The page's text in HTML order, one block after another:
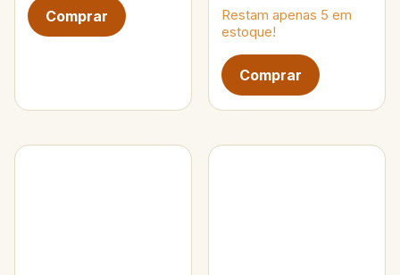
Restam apenas 5 em
estoque!